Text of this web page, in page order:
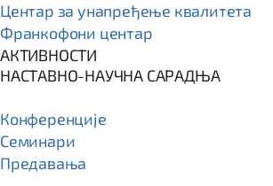
Центар за унапређење квалитета
Франкофони центар
АКТИВНОСТИ
НАСТАВНО-НАУЧНА САРАДЊА
Конференције
Семинари
Предавања